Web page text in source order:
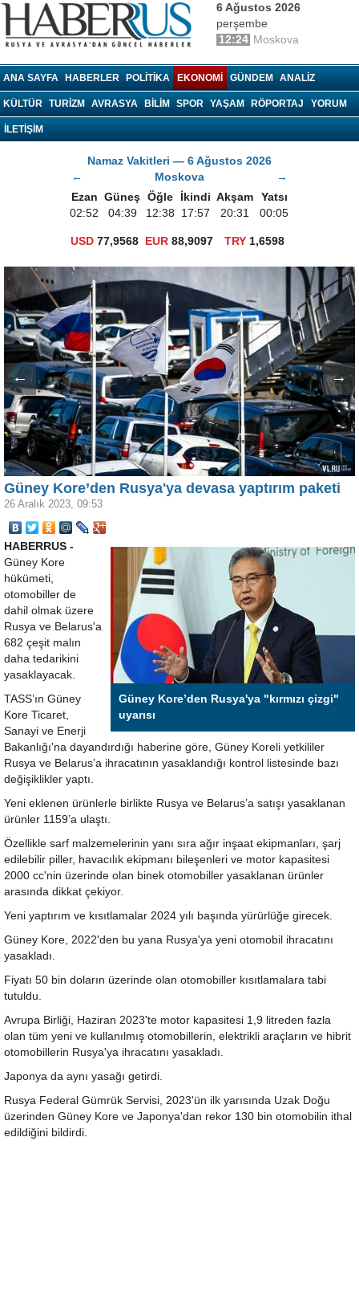
6 Ağustos 2026
perşembe
12:24 Moskova
ANA SAYFA HABERLER POLITIKA EKONOMI GÜNDEM ANALIZ
KÜLTÜR TURIZM AVRASYA BILIM SPOR YAŞAM RÖPORTAJ YORUM
İLETİŞİM
Namaz Vakitleri — 6 Ağustos 2026
←
Moskova
→
Ezan Güneş Öğle İkindi Akşam
Yatsı
02:52
04:39 12:38 17:57 20:31 00:05
USD 77,9568 EUR 88,9097 TRY1,6598
← →
Güney Kore’den Rusya'ya devasa yaptırım paketi
26 Aralık 2023, 09:53
Güney Kore’den Rusya'ya "kırmızı çizgi"
uyarısı
HABERRUS -
Güney Kore
hükümeti,
otomobiller de
dahil olmak üzere
Rusya ve Belarus'a
682 çeşit malın
daha tedarikini
yasaklayacak.
TASS’ın Güney
Kore Ticaret,
Sanayi ve Enerji
Bakanlığı'na dayandırdığı haberine göre, Güney Koreli yetkililer
Rusya ve Belarus’a ihracatının yasaklandığı kontrol listesinde bazı
değişiklikler yaptı.
Yeni eklenen ürünlerle birlikte Rusya ve Belarus’a satışı yasaklanan
ürünler 1159’a ulaştı.
Özellikle sarf malzemelerinin yanı sıra ağır inşaat ekipmanları, şarj
edilebilir piller, havacılık ekipmanı bileşenleri ve motor kapasitesi
2000 cc'nin üzerinde olan binek otomobiller yasaklanan ürünler
arasında dikkat çekiyor.
Yeni yaptırım ve kısıtlamalar 2024 yılı başında yürürlüğe girecek.
Güney Kore, 2022'den bu yana Rusya'ya yeni otomobil ihracatını
yasakladı.
Fiyatı 50 bin doların üzerinde olan otomobiller kısıtlamalara tabi
tutuldu.
Avrupa Birliği, Haziran 2023'te motor kapasitesi 1,9 litreden fazla
olan tüm yeni ve kullanılmış otomobillerin, elektrikli araçların ve hibrit
otomobillerin Rusya'ya ihracatını yasakladı.
Japonya da aynı yasağı getirdi.
Rusya Federal Gümrük Servisi, 2023'ün ilk yarısında Uzak Doğu
üzerinden Güney Kore ve Japonya'dan rekor 130 bin otomobilin ithal
edildiğini bildirdi.